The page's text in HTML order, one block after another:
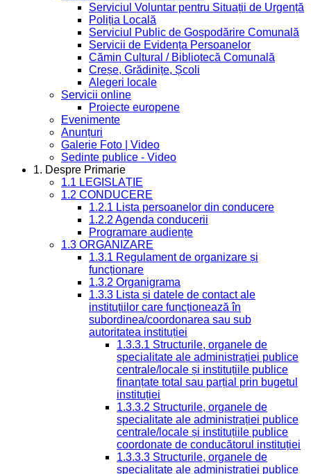
Serviciul Voluntar pentru Situații de Urgență
Poliția Locală
Serviciul Public de Gospodărire Comunală
Servicii de Evidența Persoanelor
Cămin Cultural / Bibliotecă Comunală
Creșe, Grădinițe, Școli
Alegeri locale
Servicii online
Proiecte europene
Evenimente
Anunțuri
Galerie Foto | Video
Sedinte publice - Video
1. Despre Primarie
1.1 LEGISLAȚIE
1.2 CONDUCERE
1.2.1 Lista persoanelor din conducere
1.2.2 Agenda conducerii
Programare audiențe
1.3 ORGANIZARE
1.3.1 Regulament de organizare și
funcționare
1.3.2 Organigrama
1.3.3 Lista și datele de contact ale
instituțiilor care funcționează în
subordinea/coordonarea sau sub
autoritatea instituției
1.3.3.1 Structurile, organele de
specialitate ale administrației publice
centrale/locale și instituțiile publice
finanțate total sau parțial prin bugetul
instituției
1.3.3.2 Structurile, organele de
specialitate ale administrației publice
centrale/locale și instituțiile publice
coordonate de conducătorul instituției
1.3.3.3 Structurile, organele de
specialitate ale administrației publice